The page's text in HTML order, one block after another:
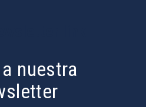
nuestra